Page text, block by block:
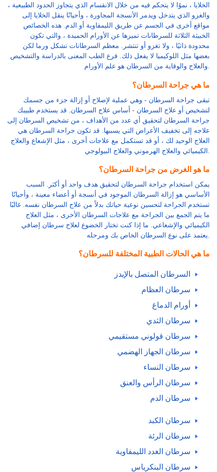
الخلايا ، نموًا لا يتحكم فيه من خلال الانقسام الذي يتجاوز الحدود الطبيعية ،
والغزو الذي يتدخل ويدمر الأنسجة المجاورة ، وأحيانًا ينقل الخلايا إلى
مواقع أخرى في الجسم عن طريق الليمفاوية أو الدم. هذه الخصائص
الخبيثة الثلاثة للسرطانات تميزها عن الأورام الحميدة ، والتي تكون
محدودة ذاتيًا ، ولا تغزو أو تنتشر. معظم السرطانات تشكل ورما لكن
بعضها مثل اللوكيميا لا يفعل ذلك. فرع الطب المعنى بالدراسة والتشخيص
والعلاج والوقاية من السرطان هو علم الأورام.
ما هي جراحة السرطان؟
تبقى جراحة السرطان - وهي عملية لإصلاح أو إزالة جزء من جسمك
لتشخيص أو علاج السرطان - أساس علاج السرطان. قد يستخدم طبيبك
جراحة السرطان لتحقيق أي عدد من الأهداف ، من تشخيص السرطان إلى
علاجه إلى تخفيف الأعراض التي يسببها. قد تكون جراحة السرطان هي
العلاج الوحيد لك ، أو قد تستكمل مع علاجات أخرى ، مثل الإشعاع والعلاج
ما هو الغرض من جراحة السرطان؟
يمكن استخدام جراحة السرطان لتحقيق هدف واحد أو أكثر. السبب
الأساسي هو إزالة السرطان الموجود في أنسجة أو أعضاء معينة ، وأحيانًا
تستخدم الجراحة لتحسين نوعية حياتك بدلاً من علاج السرطان نفسه. غالبًا
ما يتم الجمع بين الجراحة مع علاجات السرطان الأخرى ، مثل العلاج
الكيميائي والإشعاعي. ما إذا كنت تختار الخضوع لعلاج سرطان إضافي
ما هي الحالات الطبية المختلفة للسرطان؟
السرطان المتصل بالإيدز
سرطان العظام
أورام الدماغ
سرطان الثدي
سرطان قولوني مستقيمي
سرطان الجهاز الهضمي
سرطان النساء
سرطان الرأس والعنق
سرطان الدم
سرطان الكبد
سرطان الرئة
سرطان الغدد الليمفاوية
سرطان البنكرياس